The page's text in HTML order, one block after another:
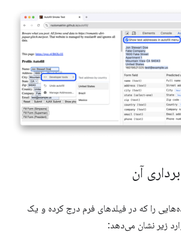
آن
را که در فیلدهای فرم درج کرده و یک
زیر نشان می‌دهد: